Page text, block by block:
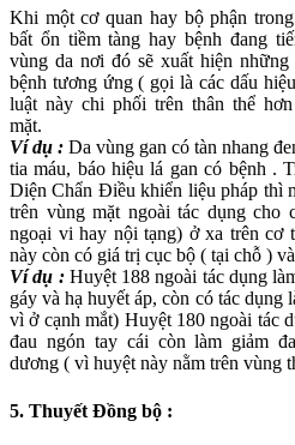
Khi một cơ quan hay bộ phận
bất ổn tiềm tàng hay bệnh đang
vùng da nơi đó sẽ xuất hiện những
bệnh tương ứng ( gọi là các dấu
luật này chi phối trên thân thể
mặt.
Ví dụ : Da vùng gan có tàn nhang
tia máu, báo hiệu lá gan có bệnh .
Diện Chẩn Điều khiển liệu pháp thì
trên vùng mặt ngoài tác dụng cho
ngoại vi hay nội tạng) ở xa trên cơ
này còn có giá trị cục bộ ( tại chỗ )
Ví dụ :Huyệt 188 ngoài tác dụng
gáy và hạ huyết áp, còn có tác dụng
vì ở cạnh mắt) Huyệt 180 ngoài tác
đau ngón tay cái còn làm giảm
dương ( vì huyệt này nằm trên vùng
5. Thuyết Đồng bộ :